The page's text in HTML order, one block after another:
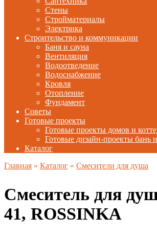
Стены
Стройматериалы
Электрика
Строительство и коммуникации
Баня и сауна
Вентиляция
Водоотведение
Водоснабжение
Кровля
Отопление
Фундамент
Советы
Готовые проекты
Готовые проекты домов и
Готовые дизайн-проекты бань
Каталог
Главная » Каталог » Смесители для душа
Смеситель для
41, ROSSINKA